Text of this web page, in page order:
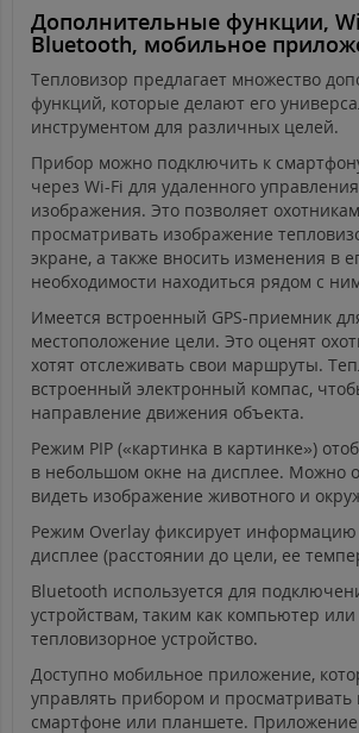
Дополнительные функции,
Bluetooth, мобильное
Тепловизор предлагает множество
функций, которые делают его
инструментом для различных целей.
Прибор можно подключить к
через Wi-Fi для удаленного
изображения. Это позволяет
просматривать изображение
экране, а также вносить изменения в
необходимости находиться рядом с
Имеется встроенный GPS-приемник
местоположение цели. Это оценят
хотят отслеживать свои маршруты.
встроенный электронный компас,
направление движения объекта.
Режим PIP («картинка в картинке»)
в небольшом окне на дисплее. Можно
видеть изображение животного и
Режим Overlay фиксирует
дисплее (расстоянии до цели, ее
Bluetooth используется для
устройствам, таким как компьютер или
тепловизорное устройство.
Доступно мобильное приложение,
управлять прибором и
смартфоне или планшете. Приложение